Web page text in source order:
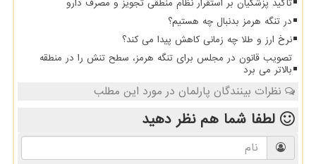
تأکید پزشکیان بر استقرار نظام منطقی تجویز و مصرف دارو
در تنگه هرمز بدنبال چه هستیم؟
نرخ ارز و طلا چه زمانی کاهش پیدا می کند؟
تصویب قانون در مجلس برای تنگه هرمز، سطح تنش را در منطقه
بالاتر می برد
نظرات بینندگان پارلمان در مورد این مطلب
لطفا شما همنظر دهید